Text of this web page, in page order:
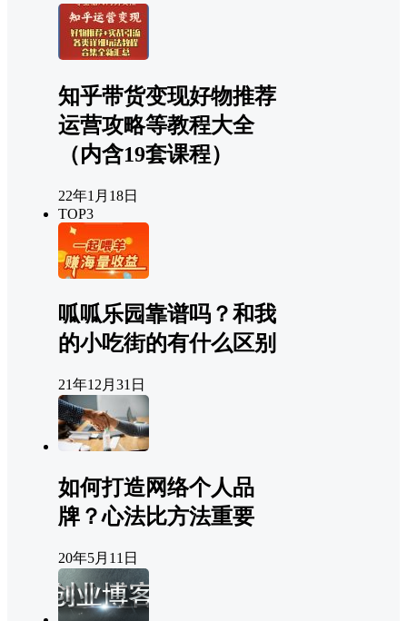
知乎带货变现好物推荐
运营攻略等教程大全
（内含19套课程）
22年1月18日
TOP3
呱呱乐园靠谱吗？和我
的小吃街的有什么区别
21年12月31日
如何打造网络个人品
牌？心法比方法重要
20年5月11日